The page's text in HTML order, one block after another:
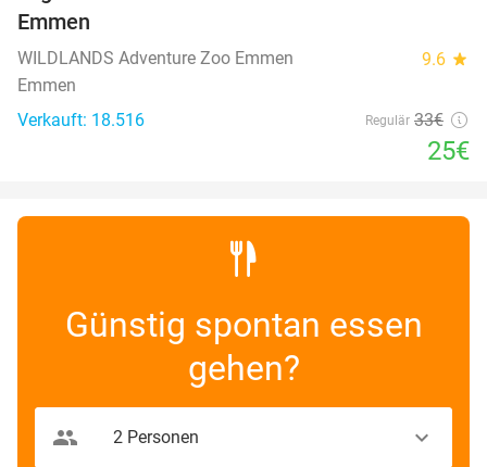
Emmen
WILDLANDS Adventure Zoo Emmen 9.6 star
Emmen
Verkauft: 18.516
Regulär 33€
25€
Günstig spontan essen
gehen?